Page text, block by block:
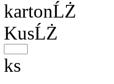
kartonĹŻ
KusĹŻ
ks